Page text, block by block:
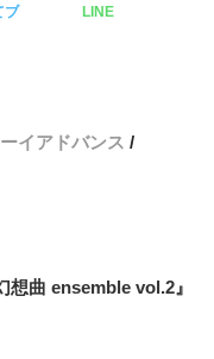
ブ LINE
イアドバンス
想曲 ensemble vol.2』